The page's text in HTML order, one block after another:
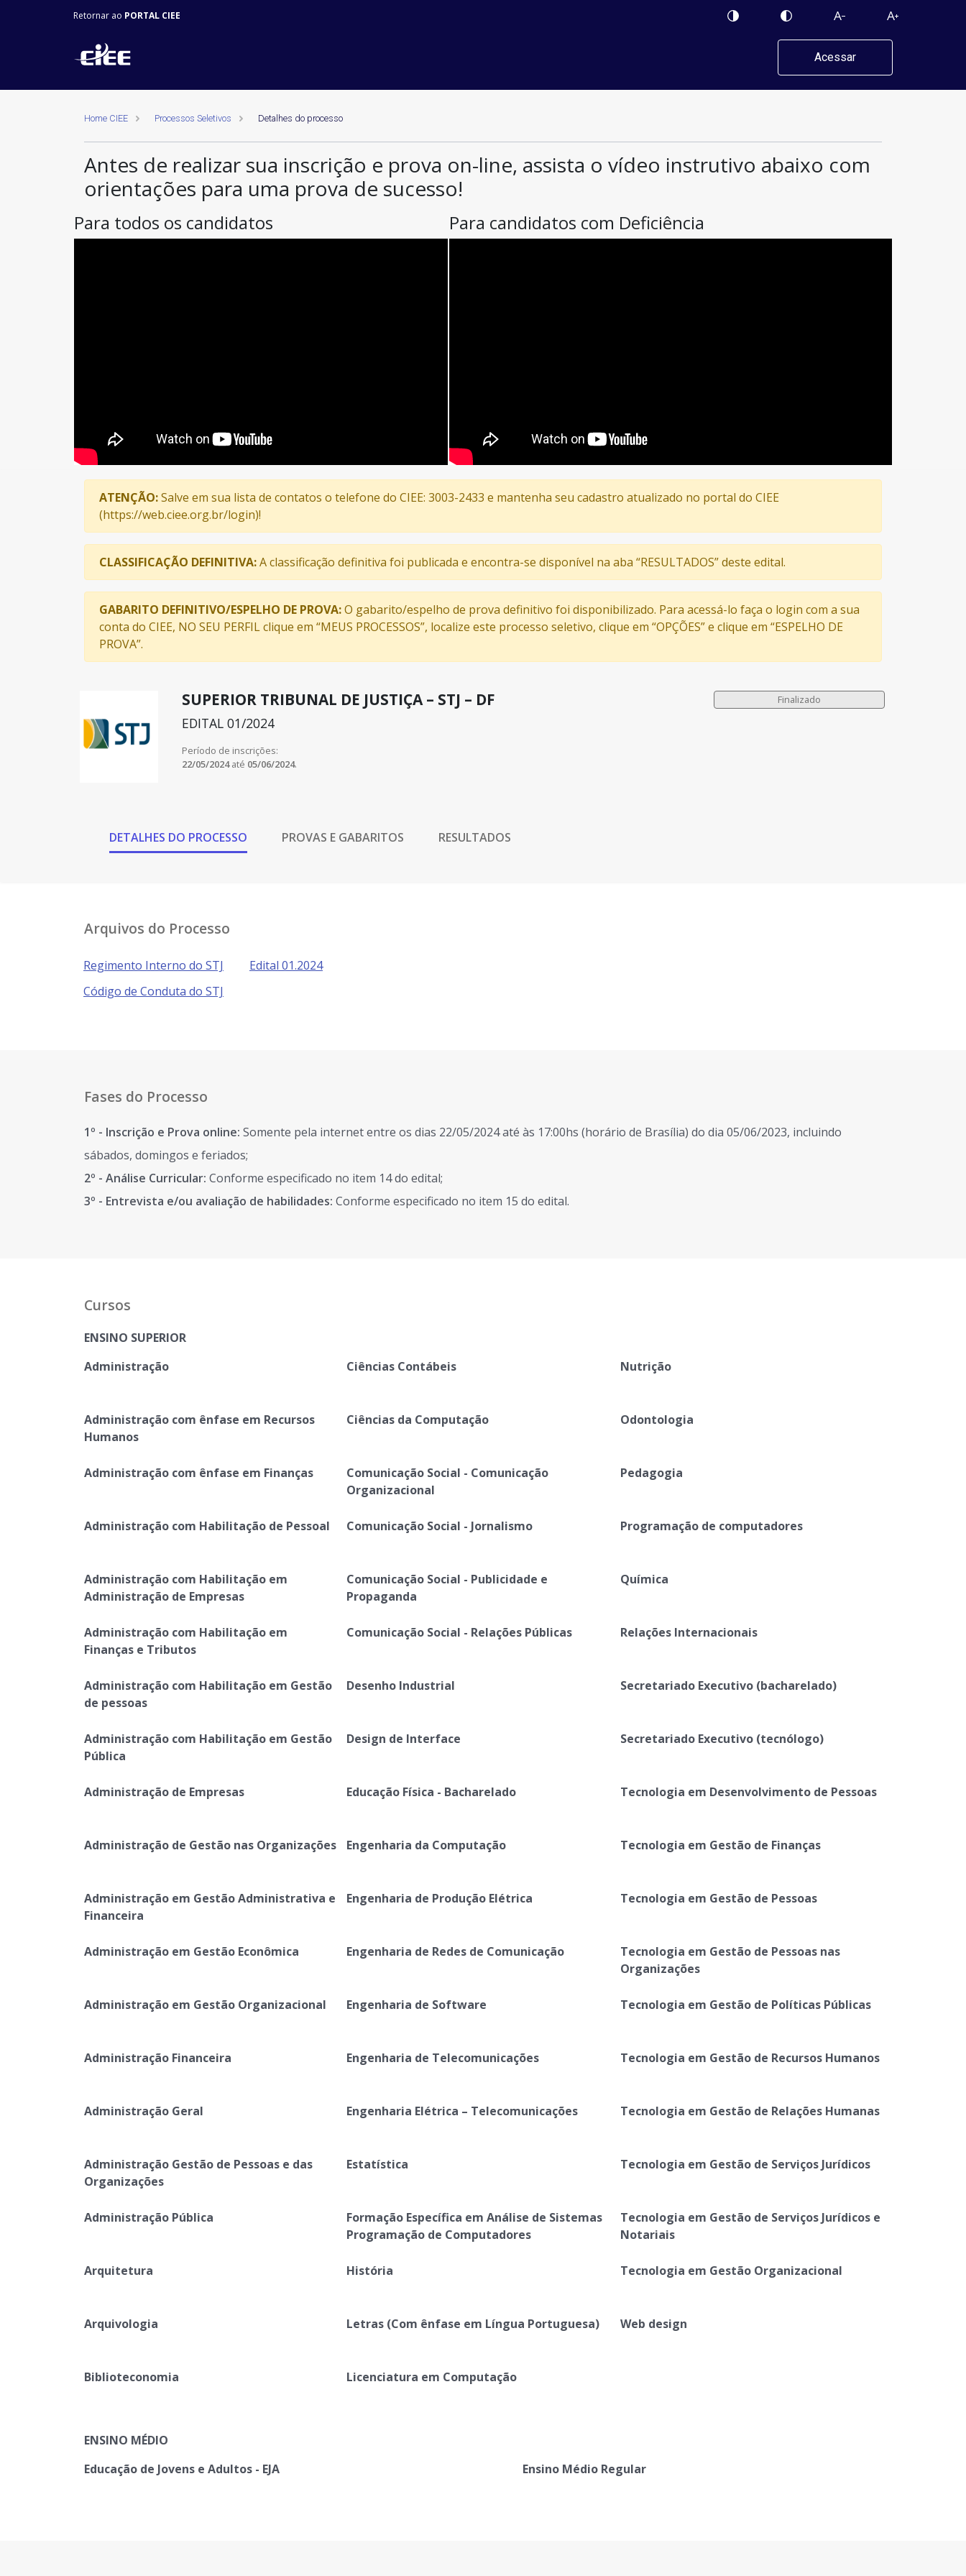
Retornar ao PORTAL CIEE
Acessar
Home CIEE Processos Seletivos Detalhes do processo
Antes de realizar sua inscrição e prova on-line, assista o vídeo instrutivo abaixo com
orientações para uma prova de sucesso!
Para todos os candidatos Para candidatos com Deficiência
ATENÇÃO:Salve em sua lista de contatos o telefone do CIEE: 3003-2433 e mantenha seu cadastro atualizado no portal do CIEE
(https://web.ciee.org.br/login)!
CLASSIFICAÇÃO DEFINITIVA:A classificação definitiva foi publicada e encontra-se disponível na aba “RESULTADOS” deste edital.
GABARITO DEFINITIVO/ESPELHO DE PROVA:O gabarito/espelho de prova definitivo foi disponibilizado. Para acessá-lo faça o login com a sua
conta do CIEE, NO SEU PERFIL clique em “MEUS PROCESSOS”, localize este processo seletivo, clique em “OPÇÕES” e clique em “ESPELHO DE
PROVA”.
SUPERIOR TRIBUNAL DE JUSTIÇA – STJ – DF
EDITAL 01/2024
Período de inscrições:
22/05/2024até 05/06/2024.
DETALHES DO PROCESSO PROVAS E GABARITOS RESULTADOS
Arquivos do Processo
Regimento Interno do STJ
Código de Conduta do STJ
Edital 01.2024
Fases do Processo
1º - Inscrição e Prova online: Somente pela internet entre os dias 22/05/2024 até às 17:00hs (horário de Brasília) do dia 05/06/2023, incluindo
sábados, domingos e feriados;
2º - Análise Curricular: Conforme especificado no item 14 do edital;
3º - Entrevista e/ou avaliação de habilidades: Conforme especificado no item 15 do edital.
Cursos
ENSINO SUPERIOR
Administração
Administração com ênfase em Recursos
Humanos
Administração com ênfase em Finanças
Administração com Habilitação de Pessoal
Administração com Habilitação em
Administração de Empresas
Administração com Habilitação em
Finanças e Tributos
Administração com Habilitação em Gestão
de pessoas
Administração com Habilitação em Gestão
Pública
Administração de Empresas
Administração de Gestão nas Organizações
Administração em Gestão Administrativa e
Financeira
Administração em Gestão Econômica
Administração em Gestão Organizacional
Administração Financeira
Administração Geral
Administração Gestão de Pessoas e das
Organizações
Administração Pública
Arquitetura
Arquivologia
Biblioteconomia
Ciências Contábeis
Ciências da Computação
Comunicação Social - Comunicação
Organizacional
Comunicação Social - Jornalismo
Comunicação Social - Publicidade e
Propaganda
Comunicação Social - Relações Públicas
Desenho Industrial
Design de Interface
Educação Física - Bacharelado
Engenharia da Computação
Engenharia de Produção Elétrica
Engenharia de Redes de Comunicação
Engenharia de Software
Engenharia de Telecomunicações
Engenharia Elétrica – Telecomunicações
Estatística
Formação Específica em Análise de Sistemas
Programação de Computadores
História
Letras (Com ênfase em Língua Portuguesa)
Licenciatura em Computação
Nutrição
Odontologia
Pedagogia
Programação de computadores
Química
Relações Internacionais
Secretariado Executivo (bacharelado)
Secretariado Executivo (tecnólogo)
Tecnologia em Desenvolvimento de Pessoas
Tecnologia em Gestão de Finanças
Tecnologia em Gestão de Pessoas
Tecnologia em Gestão de Pessoas nas
Organizações
Tecnologia em Gestão de Políticas Públicas
Tecnologia em Gestão de Recursos Humanos
Tecnologia em Gestão de Relações Humanas
Tecnologia em Gestão de Serviços Jurídicos
Tecnologia em Gestão de Serviços Jurídicos e
Notariais
Tecnologia em Gestão Organizacional
Web design
ENSINO MÉDIO
Educação de Jovens e Adultos - EJA
Ensino Médio Regular